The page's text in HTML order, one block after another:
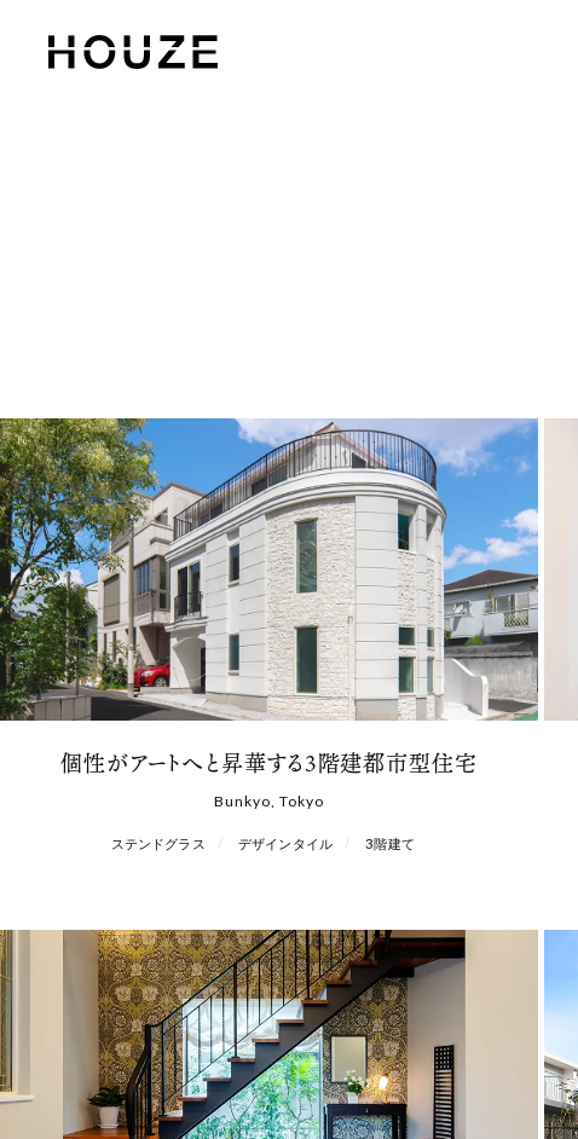
個性がアートへと昇華する3階建都市型住宅
Bunkyo, Tokyo
ステンドグラス デザインタイル 3階建て